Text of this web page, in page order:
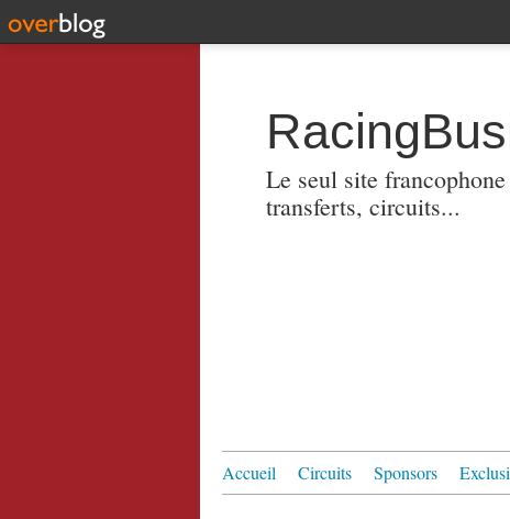
Le seul site
transferts, circuits...
Accueil Circuits Sponsors